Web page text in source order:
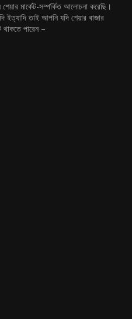
মার্কেট-সম্পর্কিত আলোচনা করেছি।
ইত্যাদি তাই আপনি যদি শেয়ার বাজার
থাকতে পারেন –